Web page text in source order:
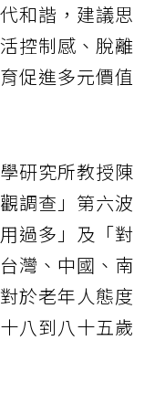
和諧，建議思
控制感、脫離
促進多元價值
研究所教授陳
調查」第六波
過多」及「對
灣、中國、南
於老年人態度
八到八十五歲